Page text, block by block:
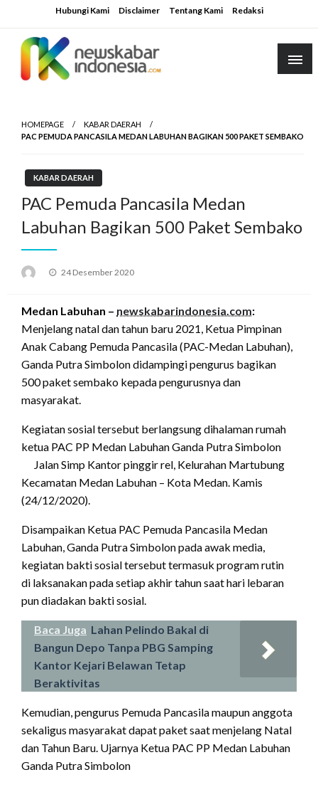
to
content
Hubungi Kami Disclaimer Tentang Kami Redaksi
HOMEPAGE
KABAR DAERAH
PAC PEMUDA PANCASILA MEDAN LABUHAN BAGIKAN 500 PAKET SEMBAKO
KABAR DAERAH
PAC Pemuda Pancasila Medan
Labuhan Bagikan 500 Paket Sembako
Posted
24 Desember 2020
Medan Labuhan – newskabarindonesia.com:
Menjelang natal dan tahun baru 2021, Ketua Pimpinan
Anak Cabang Pemuda Pancasila (PAC-Medan Labuhan),
Ganda Putra Simbolon didampingi pengurus bagikan
500 paket sembako kepada pengurusnya dan
masyarakat.
Kegiatan sosial tersebut berlangsung dihalaman rumah
ketua PAC PP Medan Labuhan Ganda Putra Simbolon
Jalan Simp Kantor pinggir rel, Kelurahan Martubung
Kecamatan Medan Labuhan – Kota Medan. Kamis
(24/12/2020).
Disampaikan Ketua PAC Pemuda Pancasila Medan
Labuhan, Ganda Putra Simbolon pada awak media,
kegiatan bakti sosial tersebut termasuk program rutin
di laksanakan pada setiap akhir tahun saat hari lebaran
pun diadakan bakti sosial.
Baca Juga Lahan Pelindo Bakal di
Bangun Depo Tanpa PBG Samping
Kantor Kejari Belawan Tetap
Beraktivitas
Kemudian, pengurus Pemuda Pancasila maupun anggota
sekaligus masyarakat dapat paket saat menjelang Natal
dan Tahun Baru. Ujarnya Ketua PAC PP Medan Labuhan
Ganda Putra Simbolon